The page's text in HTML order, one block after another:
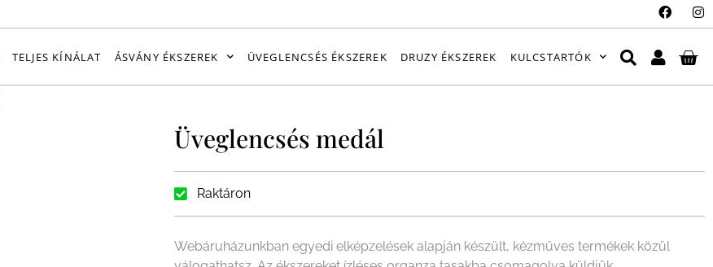
TELJES KÍNÁLAT ÁSVÁNY ÉKSZEREK ÜVEGLENCSÉS ÉKSZEREK DRUZY ÉKSZEREK KULCSTARTÓK
Üveglencsés medál
Raktáron
Webáruházunkban egyedi elképzelések alapján készült, kézműves termékek közül